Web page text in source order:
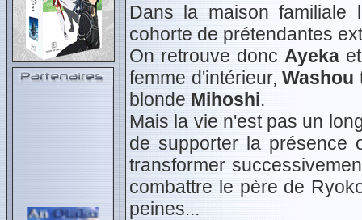
Dans la maison
cohorte de prétendantes
On retrouve donc Ayeka
femme d'intérieur,Washou
blonde Mihoshi.
Mais la vie n'est pas un
de supporter la présence
transformer
combattre le père de
peines...